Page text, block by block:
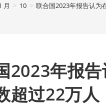
月 > 10 > 联合国2023年报告认为
2023年报
超过22万人